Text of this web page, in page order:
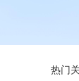
热门